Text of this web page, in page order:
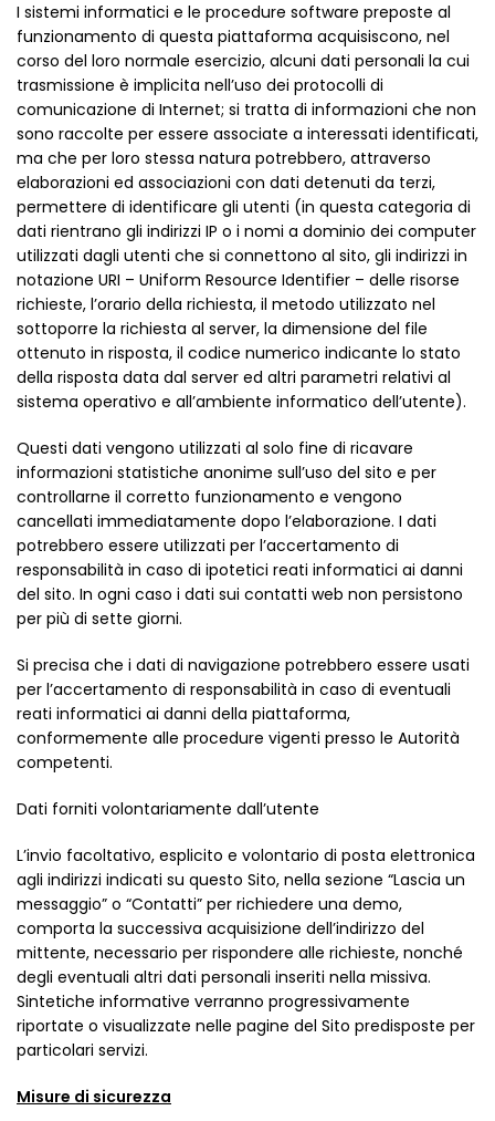
I sistemi informatici e le procedure software preposte al
funzionamento di questa piattaforma acquisiscono, nel
corso del loro normale esercizio, alcuni dati personali la cui
trasmissione è implicita nell’uso dei protocolli di
comunicazione di Internet; si tratta di informazioni che non
sono raccolte per essere associate a interessati identificati,
ma che per loro stessa natura potrebbero, attraverso
elaborazioni ed associazioni con dati detenuti da terzi,
permettere di identificare gli utenti (in questa categoria di
dati rientrano gli indirizzi IP o i nomi a dominio dei computer
utilizzati dagli utenti che si connettono al sito, gli indirizzi in
notazione URI – Uniform Resource Identifier – delle risorse
richieste, l’orario della richiesta, il metodo utilizzato nel
sottoporre la richiesta al server, la dimensione del file
ottenuto in risposta, il codice numerico indicante lo stato
della risposta data dal server ed altri parametri relativi al
sistema operativo e all’ambiente informatico dell’utente).
Questi dati vengono utilizzati al solo fine di ricavare
informazioni statistiche anonime sull’uso del sito e per
controllarne il corretto funzionamento e vengono
cancellati immediatamente dopo l’elaborazione. I dati
potrebbero essere utilizzati per l’accertamento di
responsabilità in caso di ipotetici reati informatici ai danni
del sito. In ogni caso i dati sui contatti web non persistono
per più di sette giorni.
Si precisa che i dati di navigazione potrebbero essere usati
per l’accertamento di responsabilità in caso di eventuali
reati informatici ai danni della piattaforma,
conformemente alle procedure vigenti presso le Autorità
competenti.
Dati forniti volontariamente dall’utente
L’invio facoltativo, esplicito e volontario di posta elettronica
agli indirizzi indicati su questo Sito, nella sezione “Lascia un
messaggio” o “Contatti” per richiedere una demo,
comporta la successiva acquisizione dell’indirizzo del
mittente, necessario per rispondere alle richieste, nonché
degli eventuali altri dati personali inseriti nella missiva.
Sintetiche informative verranno progressivamente
riportate o visualizzate nelle pagine del Sito predisposte per
particolari servizi.
Misure di sicurezza